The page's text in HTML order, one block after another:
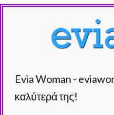
Evia Woman -
καλύτερά της!